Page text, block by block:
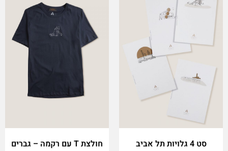
סט 4 גלויות תל אביב חולצת T עם רקמה – גברים